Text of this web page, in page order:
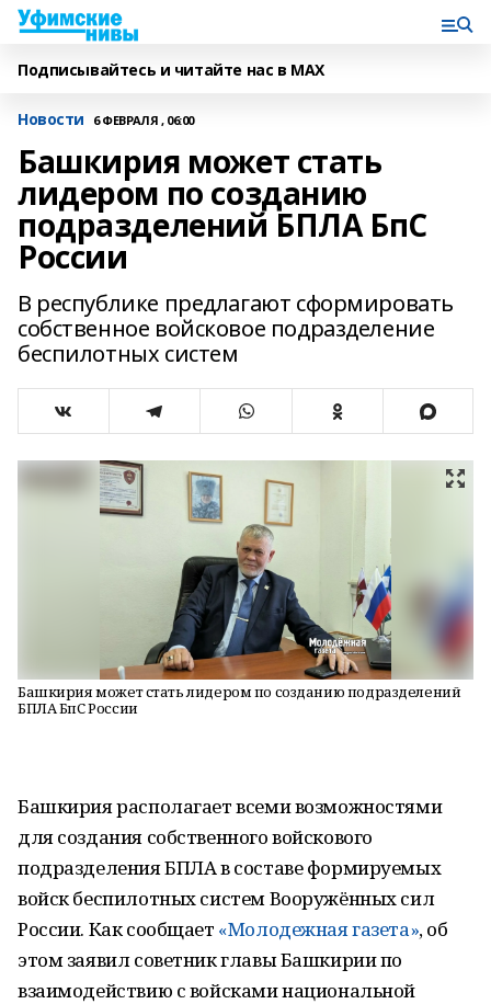
Подписывайтесь и читайте нас в MAX
Новости 6 ФЕВРАЛЯ , 06:00
Башкирия может стать
лидером по созданию
подразделений БПЛА БпС
России
В республике предлагают сформировать
собственное войсковое подразделение
беспилотных систем
Башкирия может стать лидером по созданию подразделений
БПЛА БпС России
Башкирия располагает всеми возможностями
для создания собственного войскового
подразделения БПЛА в составе формируемых
войск беспилотных систем Вооружённых сил
России. Как сообщает «Молодежная газета», об
этом заявил советник главы Башкирии по
взаимодействию с войсками национальной